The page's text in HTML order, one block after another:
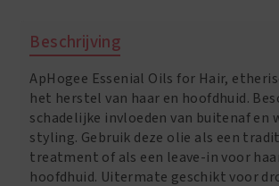
Hair
125
ml
aantal
Beschrijving
ApHogee Essenial Oils for Hair,
het herstel van haar en hoofdhuid.
schadelijke invloeden van buitenaf en
styling. Gebruik deze olie als een
treatment of als een leave-in voor
hoofdhuid. Uitermate geschikt voor